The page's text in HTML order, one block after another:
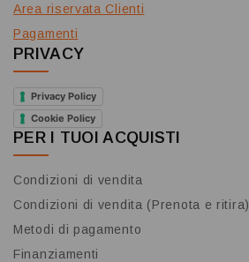
Area riservata Clienti
Pagamenti
PRIVACY
Privacy Policy
Cookie Policy
PER I TUOI ACQUISTI
Condizioni di vendita
Condizioni di vendita (Prenota e ritira)
Metodi di pagamento
Finanziamenti